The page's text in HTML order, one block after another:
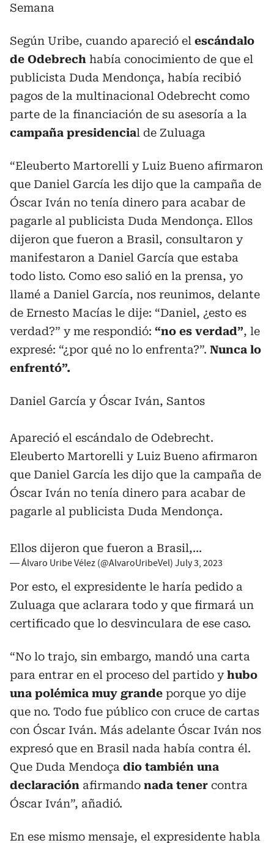
Semana
Según Uribe, cuando apareció el escándalo
de Odebrech había conocimiento de que el
publicista Duda Mendonça, había recibió
pagos de la multinacional Odebrecht como
parte de la financiación de su asesoría a la
campaña presidencial de Zuluaga
“Eleuberto Martorelli y Luiz Bueno afirmaron
que Daniel García les dijo que la campaña de
Óscar Iván no tenía dinero para acabar de
pagarle al publicista Duda Mendonça. Ellos
dijeron que fueron a Brasil, consultaron y
manifestaron a Daniel García que estaba
todo listo. Como eso salió en la prensa, yo
llamé a Daniel García, nos reunimos, delante
de Ernesto Macías le dije: “Daniel, ¿esto es
verdad?” y me respondió: “no es verdad”, le
expresé: “¿por qué no lo enfrenta?”. Nunca lo
enfrentó”.
Daniel García y Óscar Iván, Santos
Apareció el escándalo de Odebrecht.
Eleuberto Martorelli y Luiz Bueno afirmaron
que Daniel García les dijo que la campaña de
Óscar Iván no tenía dinero para acabar de
pagarle al publicista Duda Mendonça.
Ellos dijeron que fueron a Brasil,…
— Álvaro Uribe Vélez (@AlvaroUribeVel) July 3, 2023
Por esto, el expresidente le haría pedido a
Zuluaga que aclarara todo y que firmará un
certificado que lo desvinculara de ese caso.
“No lo trajo, sin embargo, mandó una carta
para entrar en el proceso del partido yhubo
una polémica muy grande porque yo dije
que no. Todo fue público con cruce de cartas
con Óscar Iván. Más adelante Óscar Iván nos
expresó que en Brasil nada había contra él.
Que Duda Mendoça dio también una
declaración afirmando nada tener contra
Óscar Iván”, añadió.
En ese mismo mensaje, el expresidente habla